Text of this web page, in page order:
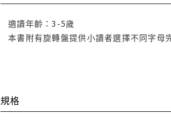
適讀年齡：3-5歲
本書附有旋轉盤提供小讀者選擇不同字母
規格